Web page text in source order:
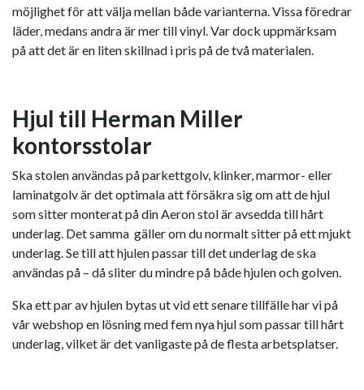
möjlighet för att välja mellan både varianterna. Vissa föredrar
läder, medans andra är mer till vinyl. Var dock uppmärksam
på att det är en liten skillnad i pris på de två materialen.
Hjul till Herman Miller
kontorsstolar
Ska stolen användas på parkettgolv, klinker, marmor- eller
laminatgolv är det optimala att försäkra sig om att de hjul
som sitter monterat på din Aeron stol är avsedda till hårt
underlag. Det samma gäller om du normalt sitter på ett mjukt
underlag. Se till att hjulen passar till det underlag de ska
användas på – då sliter du mindre på både hjulen och golven.
Ska ett par av hjulen bytas ut vid ett senare tillfälle har vi på
vår webshop en lösning med fem nya hjul som passar till hårt
underlag, vilket är det vanligaste på de flesta arbetsplatser.